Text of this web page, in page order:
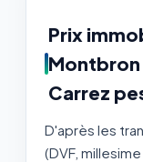
Prix
Montbron
Carrez
D'après les
(DVF,